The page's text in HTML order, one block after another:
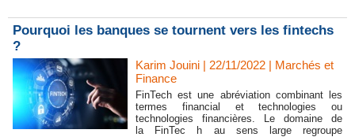
Pourquoi les banques se tournent vers les fintechs
?
Karim Jouini | 22/11/2022 | Marchés et
Finance
FinTech est une abréviation combinant les
termes financial et technologies ou
technologies financières. Le domaine de
la FinTec h au sens large regroupe